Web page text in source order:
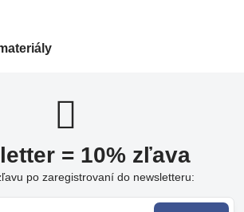
= 10% zľava
po zaregistrovaní do newsletteru: